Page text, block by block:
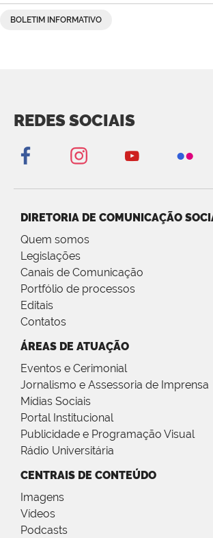
BOLETIM INFORMATIVO
REDES SOCIAIS
DIRETORIA DE COMUNICAÇÃO
Quem somos
Legislações
Canais de Comunicação
Portfólio de processos
Editais
Contatos
ÁREAS DE ATUAÇÃO
Eventos e Cerimonial
Jornalismo e Assessoria de Imprensa
Mídias Sociais
Portal Institucional
Publicidade e Programação Visual
Rádio Universitária
CENTRAIS DE CONTEÚDO
Imagens
Vídeos
Podcasts